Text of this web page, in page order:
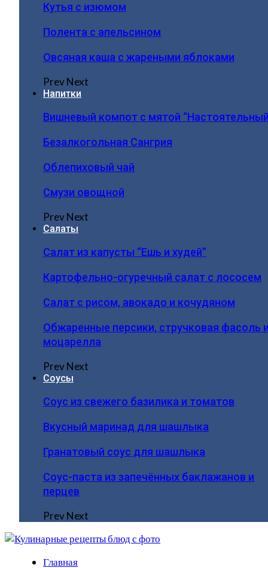
Кутья с изюмом
Полента с апельсином
Овсяная каша с жареными яблоками
PrevNext
Напитки
Вишневый компот с мятой
Безалкогольная Сангрия
Облепиховый чай
Смузи овощной
PrevNext
Салаты
Салат из капусты “Ешь и худей”
Картофельно-огуречный салат с лососем
Салат с рисом, авокадо и кочудяном
Обжаренные персики, стручковая фасоль
моцарелла
PrevNext
Соусы
Соус из свежего базилика и томатов
Вкусный маринад для шашлыка
Гранатовый соус для шашлыка
Соус-паста из запечённых баклажанов и
перцев
PrevNext
Главная